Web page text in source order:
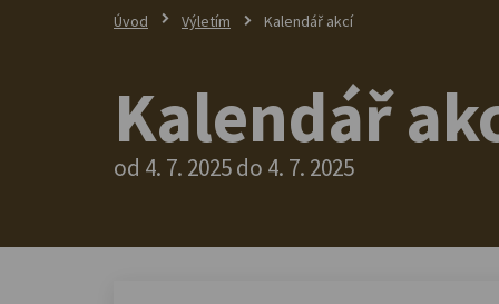
Úvod Výletím Kalendář akcí
Kalendář
od 4. 7. 2025 do 4. 7. 2025